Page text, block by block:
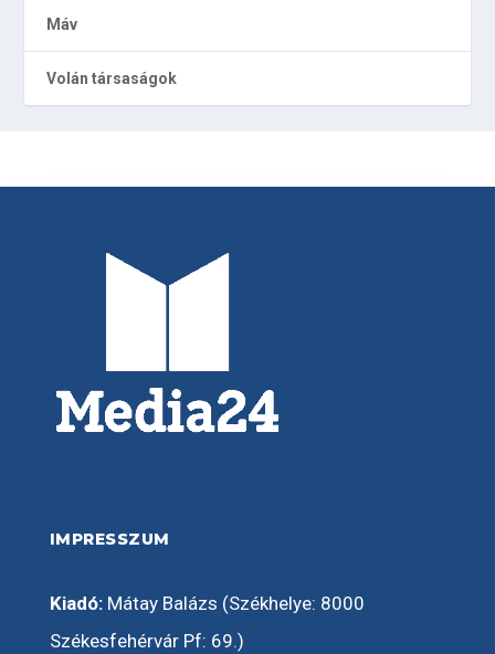
Máv
Volán társaságok
IMPRESSZUM
Kiadó:Mátay Balázs (Székhelye: 8000
Székesfehérvár Pf: 69.)